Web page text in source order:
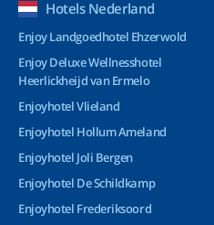
Hotels Nederland
Enjoy Landgoedhotel Ehzerwold
Enjoy Deluxe Wellnesshotel
Heerlickheijd van Ermelo
Enjoyhotel Vlieland
Enjoyhotel Hollum Ameland
Enjoyhotel Joli Bergen
Enjoyhotel De Schildkamp
Enjoyhotel Frederiksoord